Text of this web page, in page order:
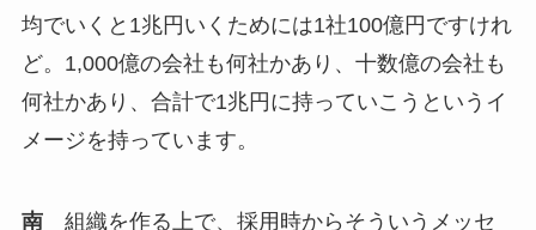
均でいくと1兆円いくためには1社100億円ですけれ
ど。1,000億の会社も何社かあり、十数億の会社も
何社かあり、合計で1兆円に持っていこうというイ
メージを持っています。
南組織を作る上で、採用時からそういうメッセ